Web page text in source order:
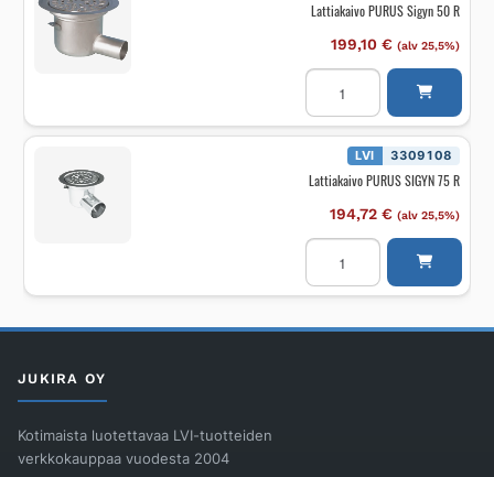
Lattiakaivo PURUS Sigyn 50 R
199,10 € (alv 25,5%)
Lattiakaivo
PURUS
Sigyn
50
R
määrä LVI 3309108
Lattiakaivo PURUS SIGYN 75 R
194,72 € (alv 25,5%)
Lattiakaivo
PURUS
SIGYN
75
JUKIRA OY
Kotimaista luotettavaa LVI-tuotteiden
verkkokauppaa vuodesta 2004